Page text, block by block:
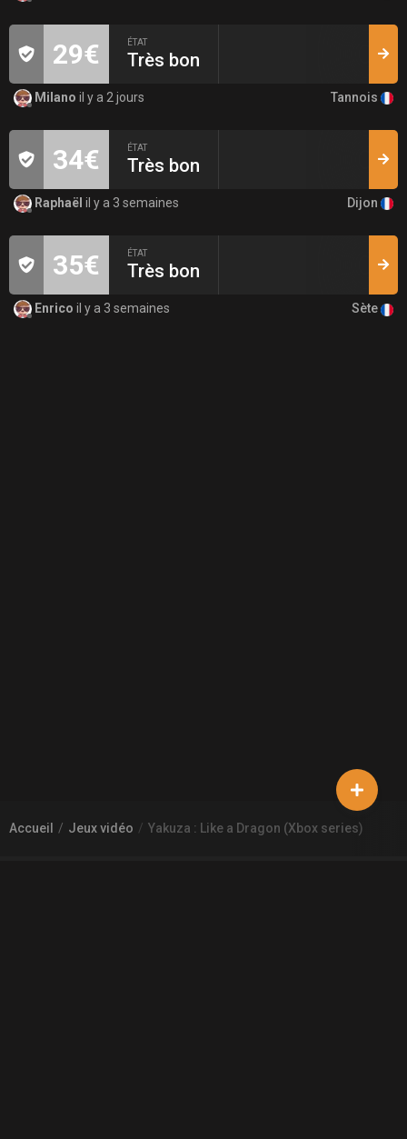
29€ ÉTAT
Très bon
Milano il y a 2 jours Tannois
34€ ÉTAT
Très bon
Raphaël il y a 3 semaines Dijon
35€ ÉTAT
Très bon
Enrico il y a 3 semaines Sète
Accueil Jeux vidéo Yakuza : Like a Dragon (Xbox series)